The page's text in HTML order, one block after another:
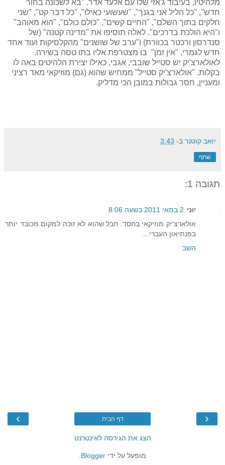
מלהיטיו, בעיבוד ג'אזי שלו עם אלעד אדר. "בא לשכונה בחור
חדש", "כל הליל אני בגנך", "שעשועי כאילו", "כל דבר קט", "שני
חלקים בתוך השלם", "החיים קשים", "כולם כולם", "הוא מאוהב"
ו"היא הולכת בדרכים". לאלה תוסיפו את "מדינה קטנה" (של
סנדרסון ורכטר בכוורת) ו"ערב של שושנים" מהקלסיקות ועוד אחד
חדש לגמרי, "אין זמן" בו מצטרפת אליו בתו טסה בשירה.
לאולארצ'יק יש סטייל שובבי, אגבי, כאילו יצירת הלהיטים באה לו
בקלות. "אולארצ'יק סטייל" ממחיש שהוא (גם) מוזיקאי מאד רציני
ומעניין, חסר גבולות במובן הכי מדליק.
יואב קוטנר ב- 3:43
שתף
תגובה 1:
יוני 2 במאי 2011 בשעה 8:06
אולארצ'יק מוזיקאי בחסד. חבל שהוא לא זוכה למקום מכובד יותר
בפנתיאון העברי...
השב
‹
› דף הבית
הצג את הגירסה לאינטרנט
מופעל על ידי Blogger